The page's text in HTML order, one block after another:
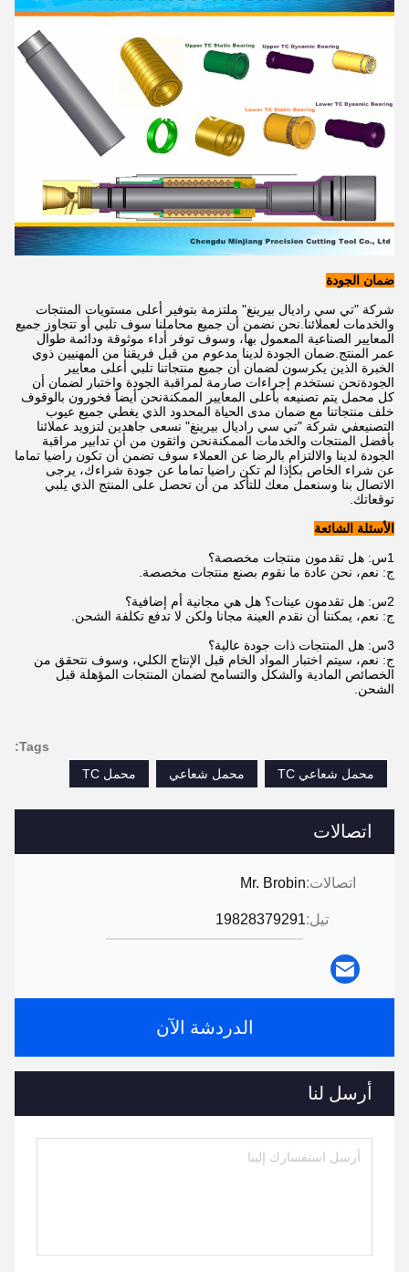
اتصالات
اتصالات:Mr. Brobin
تيل:19828379291
الدردشة الآن
أرسل لنا
ضمان الجودة
شركة "تي سي راديال بيرينغ" ملتزمة بتوفير أعلى مستويات المنتجات
والخدمات لعملائنا.نحن نضمن أن جميع محاملنا سوف تلبي أو تتجاوز جميع
المعايير الصناعية المعمول بها، وسوف توفر أداء موثوقة ودائمة طوال
عمر المنتج.ضمان الجودة لدينا مدعوم من قبل فريقنا من المهنيين ذوي
الخبرة الذين يكرسون لضمان أن جميع منتجاتنا تلبي أعلى معايير
الجودةنحن نستخدم إجراءات صارمة لمراقبة الجودة واختبار لضمان أن
كل محمل يتم تصنيعه بأعلى المعايير الممكنةنحن أيضاً فخورون بالوقوف
خلف منتجاتنا مع ضمان مدى الحياة المحدود الذي يغطي جميع عيوب
التصنيعفي شركة "تي سي راديال بيرينغ" نسعى جاهدين لتزويد عملائنا
بأفضل المنتجات والخدمات الممكنةنحن واثقون من أن تدابير مراقبة
الجودة لدينا والالتزام بالرضا عن العملاء سوف تضمن أن تكون راضيا تماما
عن شراء الخاص بكإذا لم تكن راضيا تماما عن جودة شراءك، يرجى
الاتصال بنا وسنعمل معك للتأكد من أن تحصل على المنتج الذي يلبي
توقعاتك.
الأسئلة الشائعة
1س: هل تقدمون منتجات مخصصة؟
ج: نعم، نحن عادة ما نقوم بصنع منتجات مخصصة.
2س: هل تقدمون عينات؟ هل هي مجانية أم إضافية؟
ج: نعم، يمكننا أن نقدم العينة مجانا ولكن لا تدفع تكلفة الشحن.
3س: هل المنتجات ذات جودة عالية؟
ج: نعم، سيتم اختبار المواد الخام قبل الإنتاج الكلي، وسوف نتحقق من
الخصائص المادية والشكل والتسامح لضمان المنتجات المؤهلة قبل
الشحن.
Tags:
محمل شعاعي TC
محمل شعاعي محمل TC